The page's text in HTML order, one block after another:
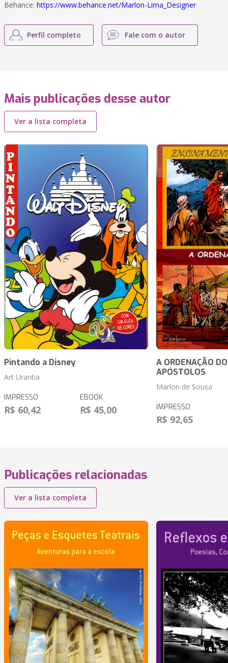
Behance: https://www.behance.net/Marlon-Lima_Designer
Perfil completo Fale com o autor
Mais publicações desse autor
Ver a lista completa
Pintando a Disney
Art Urantia
IMPRESSO
R$ 60,42
EBOOK
R$ 45,00
A ORDENAÇÃO
APÓSTOLOS
Marlon de Sousa
IMPRESSO
R$ 92,65
Publicações relacionadas
Ver a lista completa